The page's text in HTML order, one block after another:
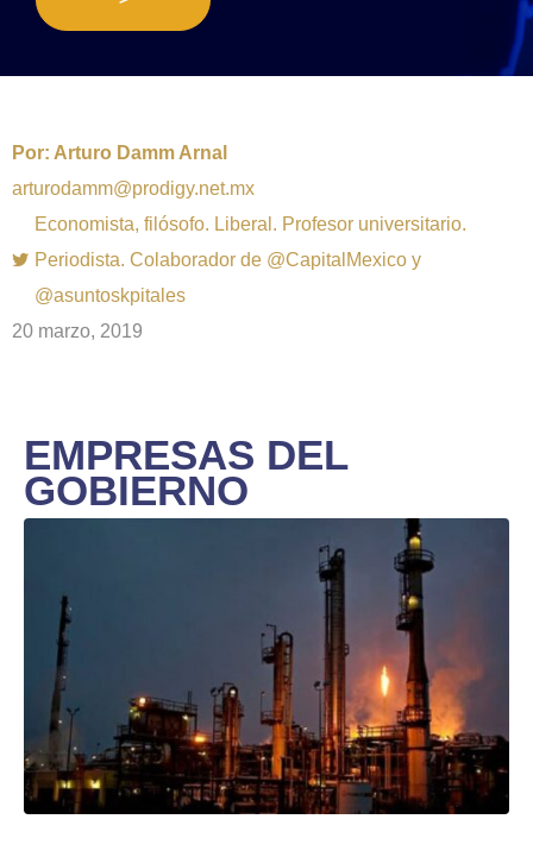
Por: Arturo Damm Arnal
arturodamm@prodigy.net.mx
Economista, filósofo. Liberal. Profesor universitario.
Periodista. Colaborador de @CapitalMexico y
@asuntoskpitales
20 marzo, 2019
EMPRESAS DEL
GOBIERNO